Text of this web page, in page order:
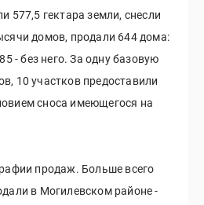
577,5 гектара земли, снесли
домов, продали 644 дома:
- без него. За одну базовую
10 участков предоставили
сноса имеющегося на
продаж. Больше всего
в Могилевском районе -